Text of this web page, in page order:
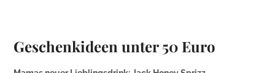
Geschenkideen unter 50 Euro